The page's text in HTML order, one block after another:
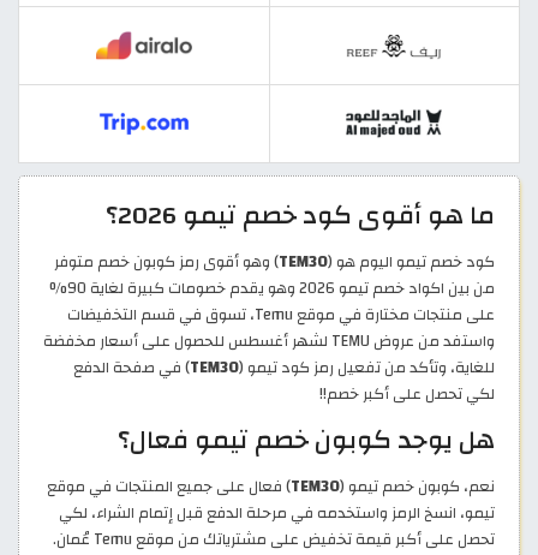
ما هو أقوى كود خصم تيمو 2026؟
كود خصم تيمو اليوم هو (TEM30) وهو أقوى رمز كوبون خصم متوفر
من بين اكواد خصم تيمو 2026 وهو يقدم خصومات كبيرة لغاية 90%
على منتجات مختارة في موقع Temu، تسوق في قسم التخفيضات
واستفد من عروض TEMU لشهر أغسطس للحصول على أسعار مخفضة
للغاية، وتأكد من تفعيل رمز كود تيمو (TEM30) في صفحة الدفع
لكي تحصل على أكبر خصم!!
هل يوجد كوبون خصم تيمو فعال؟
نعم، كوبون خصم تيمو (TEM30) فعال على جميع المنتجات في موقع
تيمو، انسخ الرمز واستخدمه في مرحلة الدفع قبل إتمام الشراء، لكي
تحصل على أكبر قيمة تخفيض على مشترياتك من موقع Temu عُمان.